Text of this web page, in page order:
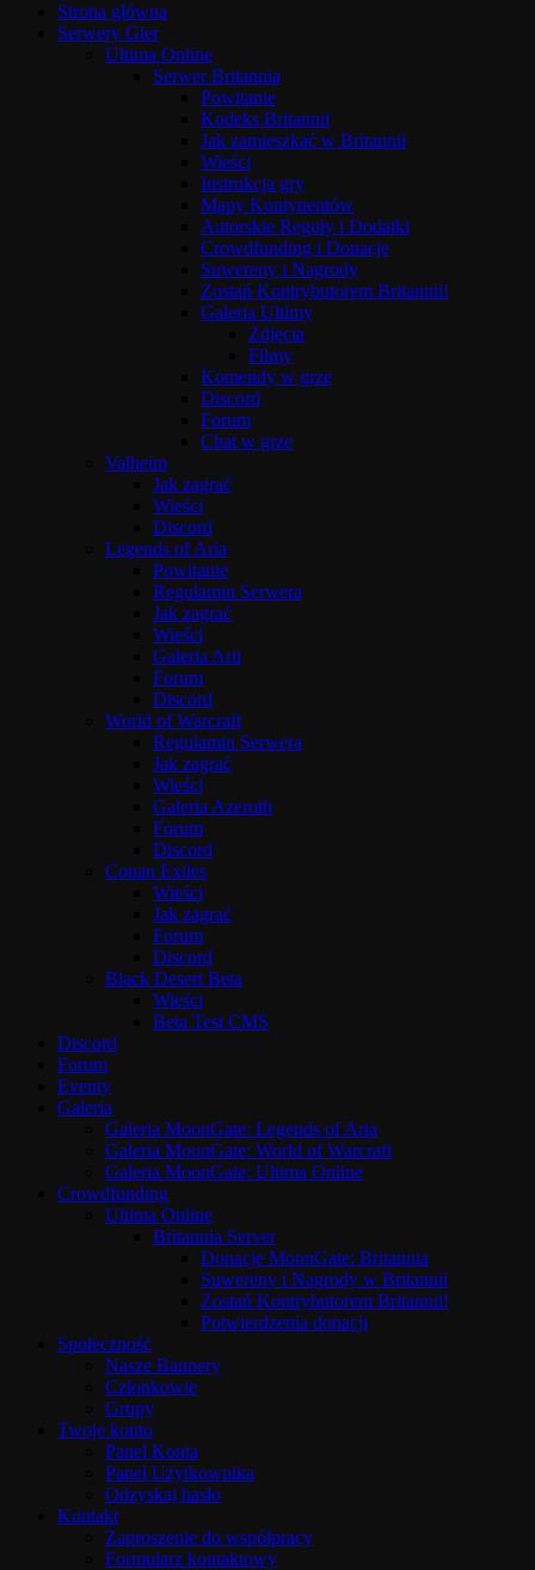
Strona główna
Serwery Gier
Ultima Online
Serwer Britannia
Powitanie
Kodeks Britannii
Jak zamieszkać w Britannii
Wieści
Instrukcja gry
Mapy Kontynentów
Autorskie Reguły i Dodatki
Crowdfunding i Donacje
Suwereny i Nagrody
Zostań Kontrybutorem Britannii!
Galeria Ultimy
Zdjęcia
Filmy
Komendy w grze
Discord
Forum
Chat w grze
Valheim
Jak zagrać
Wieści
Discord
Legends of Aria
Powitanie
Regulamin Serwera
Jak zagrać
Wieści
Galeria Arii
Forum
Discord
World of Warcraft
Regulamin Serwera
Jak zagrać
Wieści
Galeria Azeroth
Forum
Discord
Conan Exiles
Wieści
Jak zagrać
Forum
Discord
Black Desert Beta
Wieści
Beta Test CMS
Discord
Forum
Eventy
Galeria
Galeria MoonGate: Legends of Aria
Galeria MoonGate: World of Warcraft
Galeria MoonGate: Ultima Online
Crowdfunding
Ultima Online
Britannia Server
Donacje MoonGate: Britannia
Suwereny i Nagrody w Britannii
Zostań Kontrybutorem Britannii!
Potwierdzenia donacji
Społeczność
Nasze Bannery
Członkowie
Grupy
Twoje konto
Panel Konta
Panel Użytkownika
Odzyskaj hasło
Kontakt
Zaproszenie do współpracy
Formularz kontaktowy